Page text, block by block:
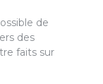
de
des
faits sur